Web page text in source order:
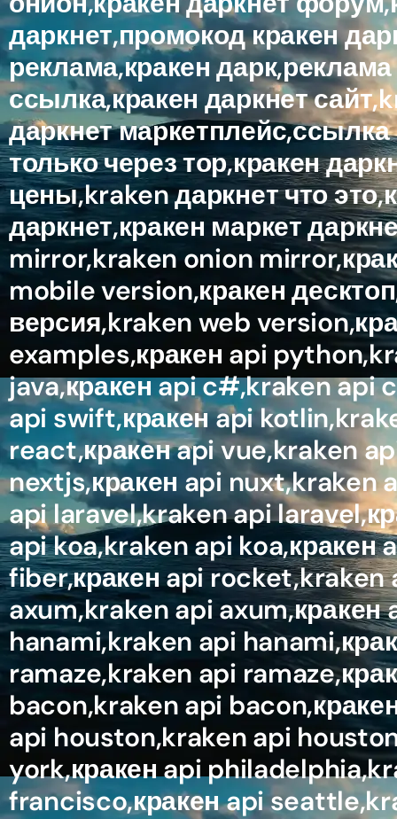
даркнет,промокод кракен
реклама,кракен
ссылка,кракен даркнет
даркнет маркетплейс,ссылка
только через тор,кракен
цены,kraken даркнет что
даркнет,кракен маркет
mirror,kraken onion
mobile version,кракен
версия,kraken web
examples,кракен api
java,кракен api c#,kraken api
api swift,кракен api
react,кракен api vue,kraken
nextjs,кракен api nuxt,kraken
api laravel,kraken api
api koa,kraken api koa,кракен
fiber,кракен api rocket,kraken
axum,kraken api
hanami,kraken api
ramaze,kraken api
bacon,kraken api
api houston,kraken api
york,кракен api
francisco,кракен api